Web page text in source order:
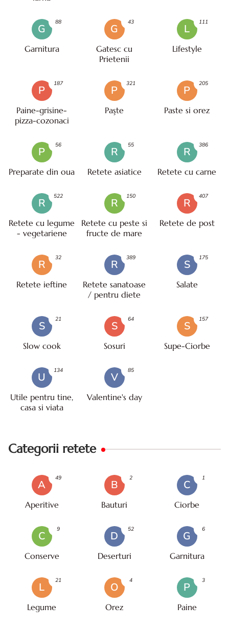
G
Garnitura
88
G
Gatesc cu
Prietenii
43
L
Lifestyle
111
P
Paine-grisine-
pizza-cozonaci
187
P
Paşte
321
P
Paste si orez
205
P
Preparate din oua
56
R
Retete asiatice
55
R
Retete cu carne
386
R
Retete cu legume
- vegetariene
522
R
Retete cu peste si
fructe de mare
150
R
Retete de post
407
R
Retete ieftine
32
R
Retete sanatoase
/ pentru diete
389
S
Salate
175
S
Slow cook
21
S
Sosuri
64
S
Supe-Ciorbe
157
U
Utile pentru tine,
casa si viata
134
V
Valentine's day
85
Categorii retete
A
Aperitive
49
B
Bauturi
2
C
Ciorbe
1
C
Conserve
9
D
Deserturi
52
G
Garnitura
6
L
Legume
21
O
Orez
4
P
Paine
3